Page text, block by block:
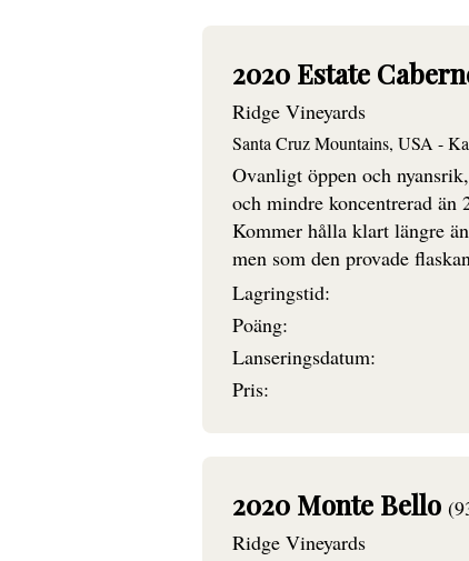
2020 Estate
Ridge Vineyards
Santa Cruz Mountains, USA -
Ovanligt öppen och
och mindre koncentrerad än
Kommer hålla klart längre
men som den provade
Lagringstid:
Poäng:
Lanseringsdatum:
Pris:
2020 Monte Bello
Ridge Vineyards